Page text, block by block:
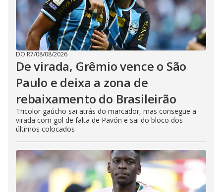
DO R7/08/08/2026
De virada, Grêmio vence o São
Paulo e deixa a zona de
rebaixamento do Brasileirão
Tricolor gaúcho sai atrás do marcador, mas consegue a
virada com gol de falta de Pavón e sai do bloco dos
últimos colocados